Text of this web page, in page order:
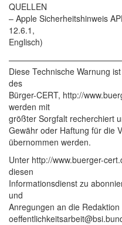
QUELLEN
– Apple Sicherheitshinweis
12.6.1,
Englisch)
Diese Technische Warnung
des
Bürger-CERT, http://
werden mit
größter Sorgfalt recherchiert
Gewähr oder Haftung für die
übernommen werden.
Unter http://www.buerger-
diesen
Informationsdienst zu
und
Anregungen an die Redaktion